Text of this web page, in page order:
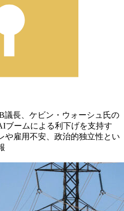
議長、ケビン・ウォーシュ氏の
ブームによる利下げを支持す
や雇用不安、政治的独立性とい